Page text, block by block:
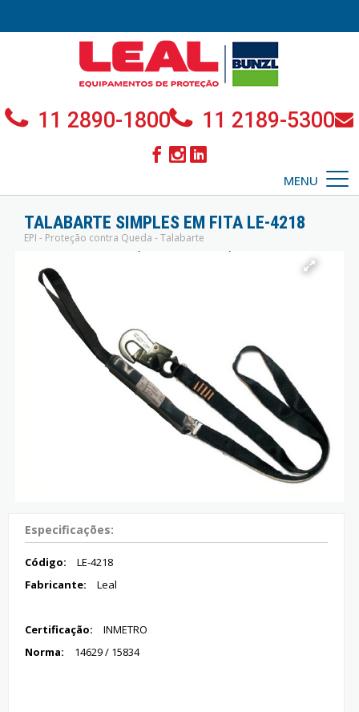
11 2890-1800 11 2189-5300
MENU
TALABARTE SIMPLES EM FITA LE-4218
EPI - Proteção contra Queda - Talabarte
Especificações:
Código:
LE-4218
Fabricante:
Leal
Certificação:
INMETRO
Norma:
14629 / 15834